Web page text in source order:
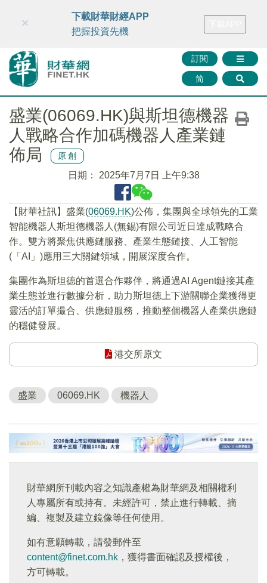
財華智庫網 FINTV FINMETA 財華證券 媒體矩陣
訂閱
简
×
下載財華財經APP
把握投資先機
盛業(06069.HK)與斯坦德機器
人戰略合作加碼機器人產業鏈
佈局
原創
日期： 2025年7月7日 上午9:38
【財華社訊】盛業(06069.HK)公佈，集團與全球領先的工業
智能機器人斯坦德機器人(無錫)有限公司近日達成戰略合
作。雙方將聚焦供應鏈服務、產業生態鏈接、人工智能
(「AI」)應用三大關鍵領域，開展深度合作。
集團作為斯坦德的首選合作夥伴，將通過AI Agent鏈接其產
業生態並進行數據分析，助力斯坦德上下游關聯企業獲得更
靈活的訂單撮合、供應鏈服務，推動整個機器人產業供應鏈
的穩健發展。
港交所原文
盛業 06069.HK 機器人
財華網所刊載內容之知識產權為財華網及相關權利
人專屬所有或持有。未經許可，禁止進行轉載、摘
編、複製及建立鏡像等任何使用。
如有意願轉載，請發郵件至
content@finet.com.hk ，獲得書面確認及授權後，
方可轉載。